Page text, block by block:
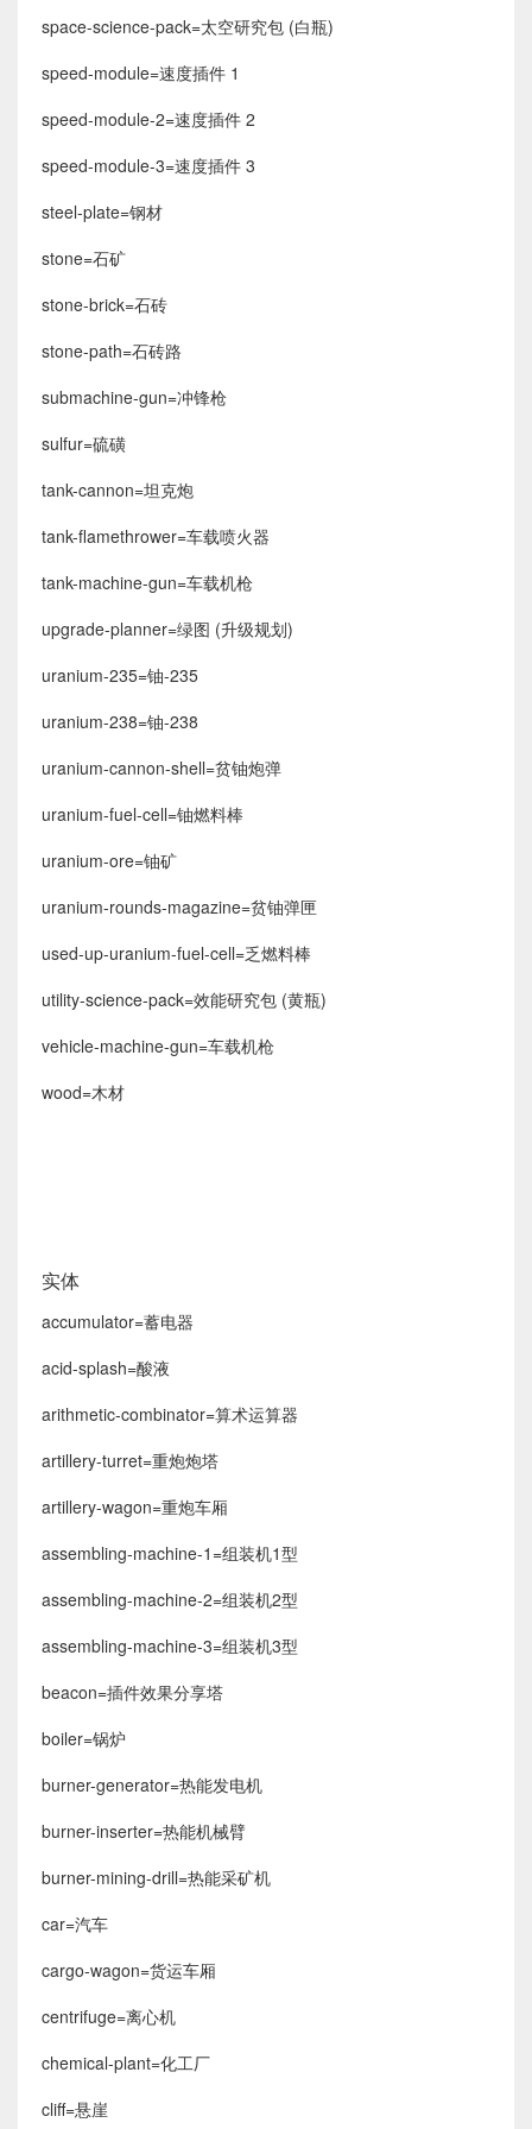
space-science-pack=太空研究包 (白瓶)
speed-module=速度插件 1
speed-module-2=速度插件 2
speed-module-3=速度插件 3
steel-plate=钢材
stone=石矿
stone-brick=石砖
stone-path=石砖路
submachine-gun=冲锋枪
sulfur=硫磺
tank-cannon=坦克炮
tank-flamethrower=车载喷火器
tank-machine-gun=车载机枪
upgrade-planner=绿图 (升级规划)
uranium-235=铀-235
uranium-238=铀-238
uranium-cannon-shell=贫铀炮弹
uranium-fuel-cell=铀燃料棒
uranium-ore=铀矿
uranium-rounds-magazine=贫铀弹匣
used-up-uranium-fuel-cell=乏燃料棒
utility-science-pack=效能研究包 (黄瓶)
vehicle-machine-gun=车载机枪
wood=木材
实体
accumulator=蓄电器
acid-splash=酸液
arithmetic-combinator=算术运算器
artillery-turret=重炮炮塔
artillery-wagon=重炮车厢
assembling-machine-1=组装机1型
assembling-machine-2=组装机2型
assembling-machine-3=组装机3型
beacon=插件效果分享塔
boiler=锅炉
burner-generator=热能发电机
burner-inserter=热能机械臂
burner-mining-drill=热能采矿机
car=汽车
cargo-wagon=货运车厢
centrifuge=离心机
chemical-plant=化工厂
cliff=悬崖